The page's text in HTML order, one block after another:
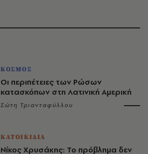
ΚΟΣΜΟΣ
Οι περιπέτειες των Ρώσων
κατασκόπων στη Λατινική Αμερική
Σώτη Τριανταφύλλου
ΚΑΤΟΙΚΙΔΙΑ
Νίκος Χρυσάκης: Το πρόβλημα δεν